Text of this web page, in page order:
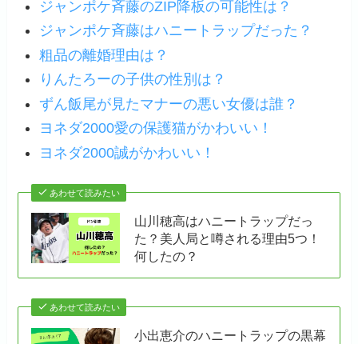
ジャンポケ斉藤のZIP降板の可能性は？
ジャンポケ斉藤はハニートラップだった？
粗品の離婚理由は？
りんたろーの子供の性別は？
ずん飯尾が見たマナーの悪い女優は誰？
ヨネダ2000愛の保護猫がかわいい！
ヨネダ2000誠がかわいい！
あわせて読みたい
山川穂高はハニートラップだっ
た？美人局と噂される理由5つ！
何したの？
あわせて読みたい
小出恵介のハニートラップの黒幕